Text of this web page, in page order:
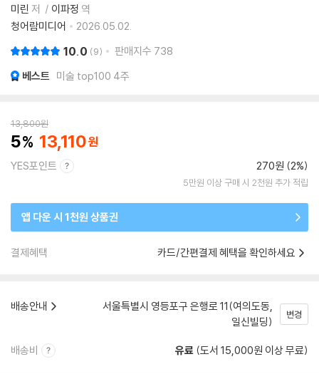
미린 저 이파정 역
청어람미디어
2026.05.02.
10.0 9 판매지수 738
베스트 미술 top100 4주
13,800원
5 13,110
YES포인트 270원 (2%)
5만원 이상 구매 시 2천원 추가 적립
앱 다운 시 1천원 상품권
결제혜택 카드/간편결제 혜택을 확인하세요
배송안내
서울특별시 영등포구 은행로 11(여의도동,
일신빌딩)
변경
배송비 유료 (도서 15,000원 이상 무료)